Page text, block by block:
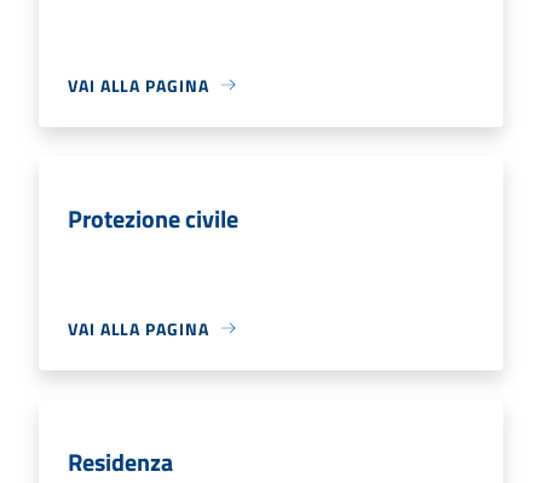
VAI ALLA PAGINA
Protezione civile
VAI ALLA PAGINA
Residenza